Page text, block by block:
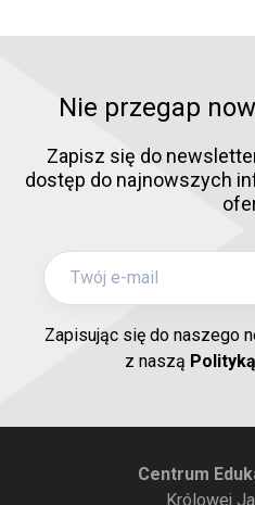
Nie przegap
Zapisz się do
dostęp do najnowszych
Zapisując się do naszego
z naszą
Centrum
Królowej